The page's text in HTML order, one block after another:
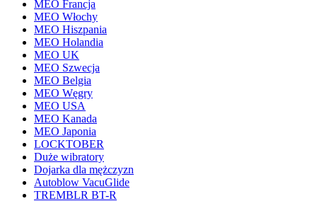
MEO Francja
MEO Włochy
MEO Hiszpania
MEO Holandia
MEO UK
MEO Szwecja
MEO Belgia
MEO Węgry
MEO USA
MEO Kanada
MEO Japonia
LOCKTOBER
Duże wibratory
Dojarka dla mężczyzn
Autoblow VacuGlide
TREMBLR BT-R